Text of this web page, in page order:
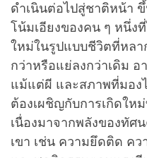
ดำเนินต่อไปสู่ชาติหน้า
โน้มเอียงของคน ๆ หนึ่ง
ใหม่ในรูปแบบชีวิตที่หล
กว่าหรือแย่ลงกว่าเดิม
แม้แต่ผี และสภาพที่มอง
ต้องเผชิญกับการเกิดให
เนื่องมาจากพลังของทัศ
เขา เช่น ความยึดติด คว